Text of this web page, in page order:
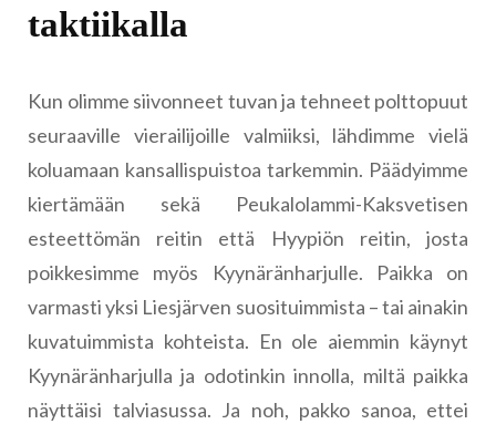
taktiikalla
Kun olimme siivonneet tuvan ja tehneet polttopuut
seuraaville vierailijoille valmiiksi, lähdimme vielä
koluamaan kansallispuistoa tarkemmin. Päädyimme
kiertämään sekä Peukalolammi-Kaksvetisen
esteettömän reitin että Hyypiön reitin, josta
poikkesimme myös Kyynäränharjulle. Paikka on
varmasti yksi Liesjärven suosituimmista – tai ainakin
kuvatuimmista kohteista. En ole aiemmin käynyt
Kyynäränharjulla ja odotinkin innolla, miltä paikka
näyttäisi talviasussa. Ja noh, pakko sanoa, ettei